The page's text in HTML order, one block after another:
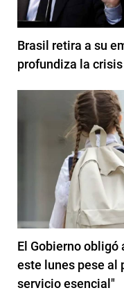
Brasil retira a su
profundiza la crisis
El Gobierno obligó
este lunes pese al
servicio esencial"